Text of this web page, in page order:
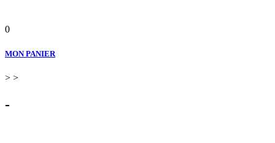
0
MON PANIER
> >
-